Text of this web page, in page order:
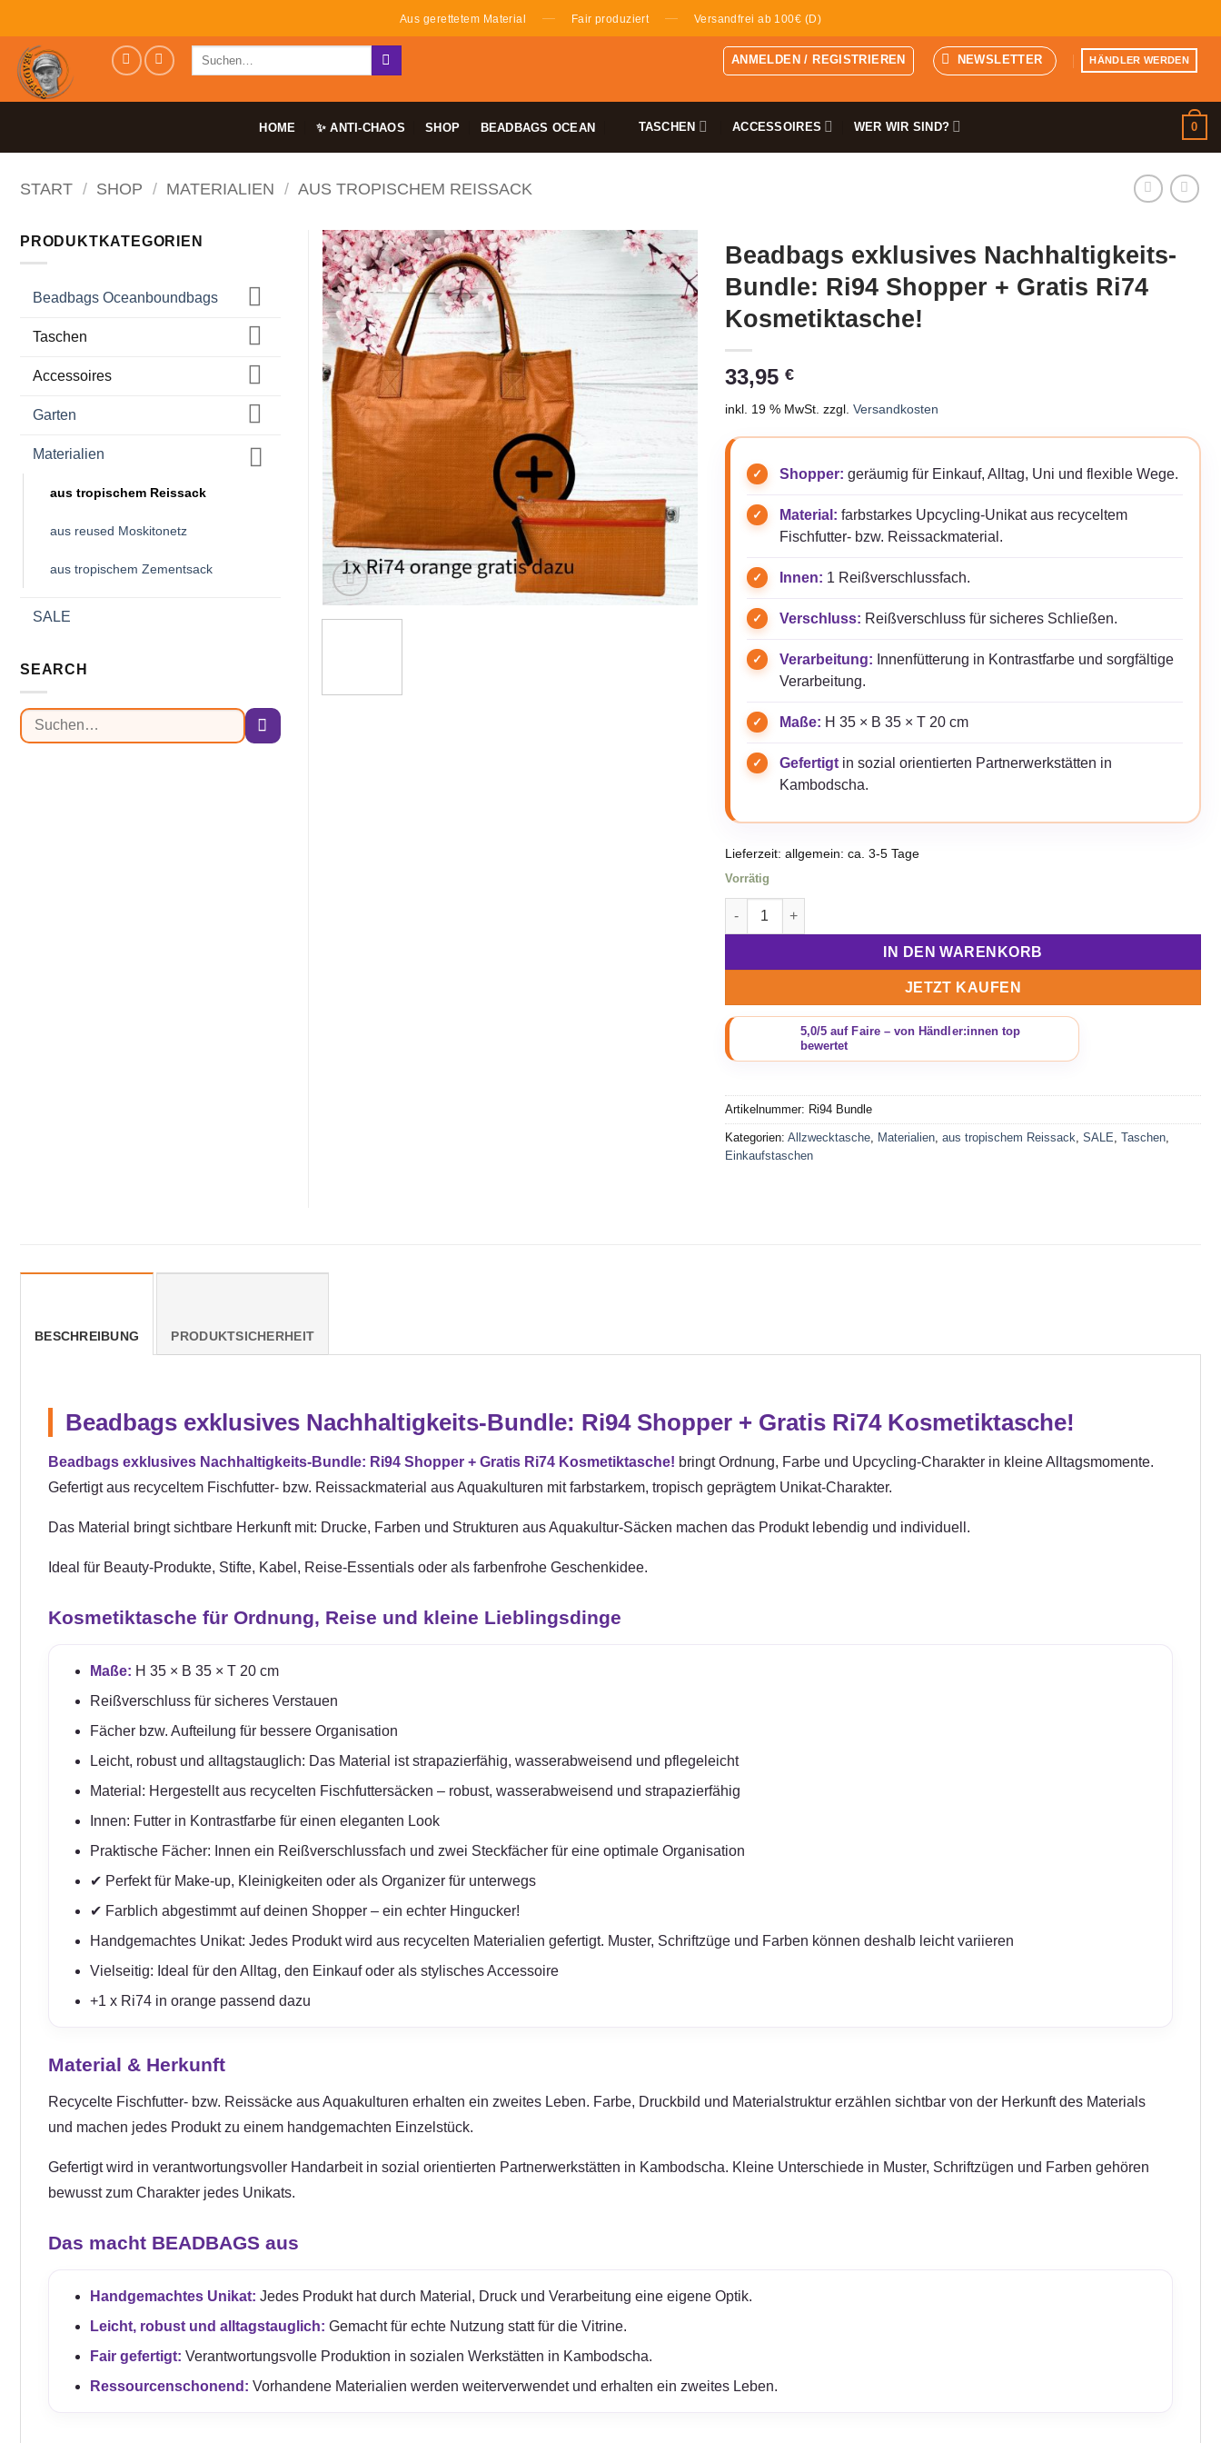
Inhalt
springen
Aus gerettetem Material — Fair produziert — Versandfrei ab 100€ (D)
Suchen
ANMELDEN / REGISTRIEREN NEWSLETTER HÄNDLER WERDEN
HOME ✨ ANTI-CHAOS SHOP BEADBAGS OCEAN TASCHEN ACCESSOIRES WER WIR SIND? 0
START / SHOP / MATERIALIEN / AUS TROPISCHEM REISSACK
Beadbags exklusives Nachhaltigkeits-
Bundle: Ri94 Shopper + Gratis Ri74
Kosmetiktasche!
33,95 €
inkl. 19 % MwSt. zzgl. Versandkosten
Shopper: geräumig für Einkauf, Alltag, Uni und flexible Wege.
Material: farbstarkes Upcycling-Unikat aus recyceltem
Fischfutter- bzw. Reissackmaterial.
Innen: 1 Reißverschlussfach.
Verschluss: Reißverschluss für sicheres Schließen.
Verarbeitung: Innenfütterung in Kontrastfarbe und sorgfältige
Verarbeitung.
Maße: H 35 × B 35 × T 20 cm
Gefertigtin sozial orientierten Partnerwerkstätten in
Kambodscha.
Lieferzeit: allgemein: ca. 3-5 Tage
Vorrätig
Beadbags exklusives Nachhaltigkeits-Bundle: Ri94 Shopper + Gratis Ri74
IN DEN WARENKORB
JETZT KAUFEN
Artikelnummer: Ri94 Bundle
Kategorien: Allzwecktasche, Materialien, aus tropischem Reissack SALE Taschen,
Einkaufstaschen
PRODUKTKATEGORIEN
Beadbags Oceanboundbags
Taschen
Accessoires
Garten
Materialien
aus tropischem Reissack
aus reused Moskitonetz
aus tropischem Zementsack
SALE
SEARCH
Suchen
nach:
BESCHREIBUNG PRODUKTSICHERHEIT
Beadbags exklusives Nachhaltigkeits-Bundle: Ri94 Shopper + Gratis Ri74 Kosmetiktasche!
Beadbags exklusives Nachhaltigkeits-Bundle: Ri94 Shopper + Gratis Ri74 Kosmetiktasche! bringt Ordnung, Farbe und Upcycling-Charakter in kleine Alltagsmomente.
Gefertigt aus recyceltem Fischfutter- bzw. Reissackmaterial aus Aquakulturen mit farbstarkem, tropisch geprägtem Unikat-Charakter.
Das Material bringt sichtbare Herkunft mit: Drucke, Farben und Strukturen aus Aquakultur-Säcken machen das Produkt lebendig und individuell.
Ideal für Beauty-Produkte, Stifte, Kabel, Reise-Essentials oder als farbenfrohe Geschenkidee.
Kosmetiktasche für Ordnung, Reise und kleine Lieblingsdinge
Maße: H 35 × B 35 × T 20 cm
Reißverschluss für sicheres Verstauen
Fächer bzw. Aufteilung für bessere Organisation
Leicht, robust und alltagstauglich: Das Material ist strapazierfähig, wasserabweisend und pflegeleicht
Material: Hergestellt aus recycelten Fischfuttersäcken – robust, wasserabweisend und strapazierfähig
Innen: Futter in Kontrastfarbe für einen eleganten Look
Praktische Fächer: Innen ein Reißverschlussfach und zwei Steckfächer für eine optimale Organisation
✔ Perfekt für Make-up, Kleinigkeiten oder als Organizer für unterwegs
✔ Farblich abgestimmt auf deinen Shopper – ein echter Hingucker!
Handgemachtes Unikat: Jedes Produkt wird aus recycelten Materialien gefertigt. Muster, Schriftzüge und Farben können deshalb leicht variieren
Vielseitig: Ideal für den Alltag, den Einkauf oder als stylisches Accessoire
+1 x Ri74 in orange passend dazu
Material & Herkunft
Recycelte Fischfutter- bzw. Reissäcke aus Aquakulturen erhalten ein zweites Leben. Farbe, Druckbild und Materialstruktur erzählen sichtbar von der Herkunft des Materials
und machen jedes Produkt zu einem handgemachten Einzelstück.
Gefertigt wird in verantwortungsvoller Handarbeit in sozial orientierten Partnerwerkstätten in Kambodscha. Kleine Unterschiede in Muster, Schriftzügen und Farben gehören
bewusst zum Charakter jedes Unikats.
Das macht BEADBAGS aus
Handgemachtes Unikat: Jedes Produkt hat durch Material, Druck und Verarbeitung eine eigene Optik.
Leicht, robust und alltagstauglich: Gemacht für echte Nutzung statt für die Vitrine.
Fair gefertigt: Verantwortungsvolle Produktion in sozialen Werkstätten in Kambodscha.
Ressourcenschonend: Vorhandene Materialien werden weiterverwendet und erhalten ein zweites Leben.